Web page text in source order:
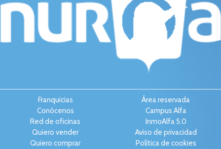
Franquicias
Conócenos
Red de oficinas
Quiero vender
Quiero comprar
Área reservada
Campus Alfa
InmoAlfa 5.0
Aviso de privacidad
Política de cookies